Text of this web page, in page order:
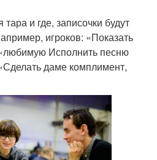
и где, записочки будут
игроков: «Показать
Исполнить песню
даме комплимент,